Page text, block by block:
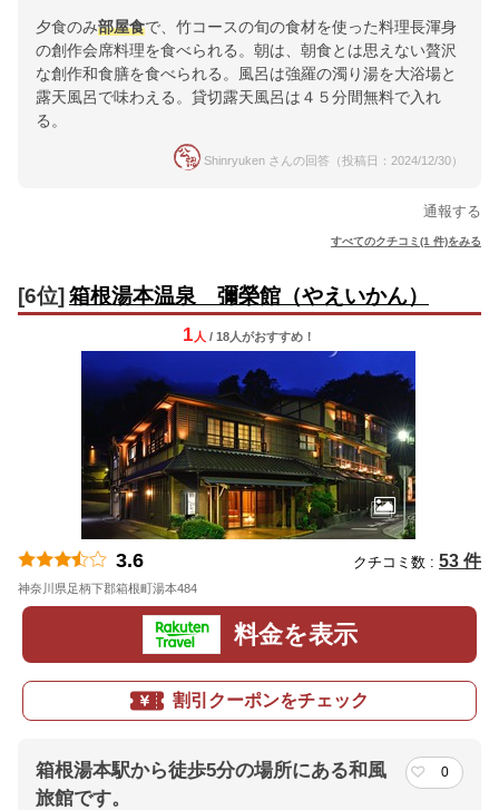
夕食のみ部屋食で、竹コースの旬の食材を使った料理長渾身
の創作会席料理を食べられる。朝は、朝食とは思えない贅沢
な創作和食膳を食べられる。風呂は強羅の濁り湯を大浴場と
露天風呂で味わえる。貸切露天風呂は４５分間無料で入れ
る。
Shinryuken さんの回答（投稿日：2024/12/30）
通報する
すべてのクチコミ(1 件)をみる
[6位] 箱根湯本温泉 彌榮館（やえいかん）
1 人 / 18人がおすすめ！
3.6 クチコミ数 : 53 件
神奈川県足柄下郡箱根町湯本484
料金を表示
割引クーポンをチェック
箱根湯本駅から徒歩5分の場所にある和風
旅館です。
0